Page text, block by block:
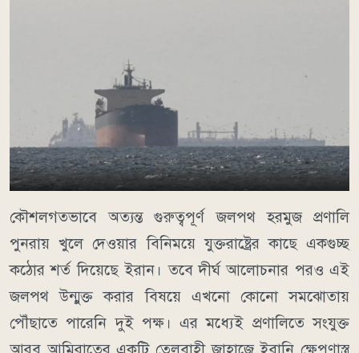
কৌশলগতভাবে অত্যন্ত গুরুত্বপূর্ণ জলপথ হরমুজ প্রণালি
পুনরায় খুলে দেওয়ার বিনিময়ে যুক্তরাষ্ট্রের কাছে একগুচ্ছ
কঠোর শর্ত দিয়েছে ইরান। তবে দীর্ঘ আলোচনার পরও এই
জলপথ উন্মুক্ত করার বিষয়ে এখনো কোনো সমঝোতায়
পৌঁছাতে পারেনি দুই পক্ষ। এর মধ্যেই প্রণালিতে সংযুক্ত